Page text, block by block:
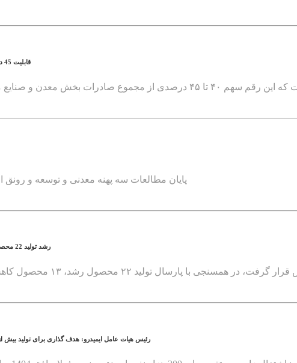
قابلیت 45 درصدی ارز آوری صنعت فولاد در بین صنایع معدنی
پایان مطالعات سه پهنه معدنی و توسعه و
رشد تولید 22 محصول و کاهش تولید 13 محصول صنعتی در سال 99
رئیس هیات عامل ایمیدرو: هدف گذاری برای تولید بیش از 30 میلیون تنی فولاد خام ایران برای نخستین بار